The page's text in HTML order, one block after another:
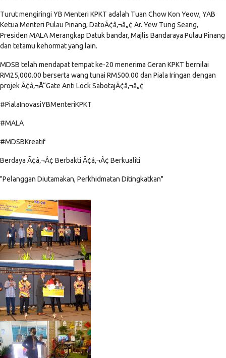
Turut mengiringi YB Menteri KPKT adalah Tuan Chow Kon Yeow, YAB
Ketua Menteri Pulau Pinang, DatoÃ¢â‚¬â„¢ Ar. Yew Tung Seang,
Presiden MALA Merangkap Datuk bandar, Majlis Bandaraya Pulau Pinang
dan tetamu kehormat yang lain.
MDSB telah mendapat tempat ke-20 menerima Geran KPKT bernilai
RM25,000.00 berserta wang tunai RM500.00 dan Piala Iringan dengan
projek Ã¢â‚¬Å“Gate Anti Lock SabotajÃ¢â‚¬â„¢
#PialaInovasiYBMenteriKPKT
#MALA
#MDSBKreatif
Berdaya Ã¢â‚¬Â¢ Berbakti Ã¢â‚¬Â¢ Berkualiti
"Pelanggan Diutamakan, Perkhidmatan Ditingkatkan"